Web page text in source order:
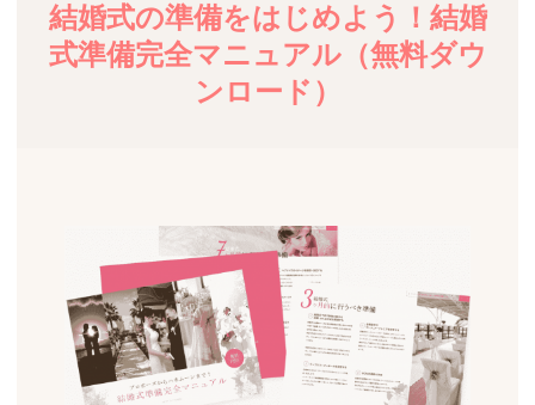
結婚式の準備をはじめよう！結婚
式準備完全マニュアル（無料ダウ
ンロード）